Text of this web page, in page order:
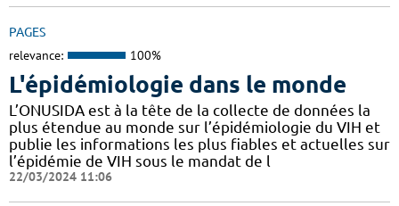
PAGES
relevance: 100%
L'épidémiologie dans le monde
L’ONUSIDA est à la tête de la collecte de données la
plus étendue au monde sur l’épidémiologie du VIH et
publie les informations les plus fiables et actuelles sur
l’épidémie de VIH sous le mandat de l
22/03/2024 11:06